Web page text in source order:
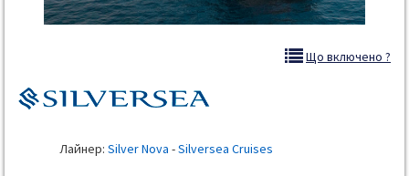
Що включено ?
Лайнер: Silver Nova -Silversea Cruises